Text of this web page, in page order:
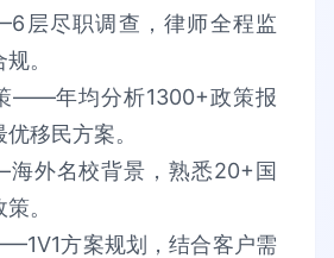
层尽职调查，律师全程监
。​​
​​——年均分析​​1300+政策报
移民方案。​​
外名校背景，熟悉​​20+国
。​​
方案规划，结合客户需